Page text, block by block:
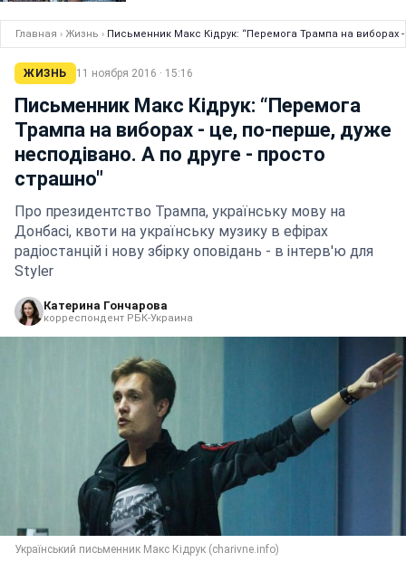
Главная › Жизнь › Письменник Макс Кідрук: “Перемога Трампа на виборах
ЖИЗНЬ 11 ноября 2016 · 15:16
Письменник Макс Кідрук: “Перемога
Трампа на виборах - це, по-перше, дуже
несподівано. А по друге - просто
страшно"
Про президентство Трампа, українську мову на
Донбасі, квоти на українську музику в ефірах
радіостанцій і нову збірку оповідань - в інтерв'ю для
Styler
Катерина Гончарова
корреспондент РБК-Украина
Український письменник Макс Кідрук (charivne.info)